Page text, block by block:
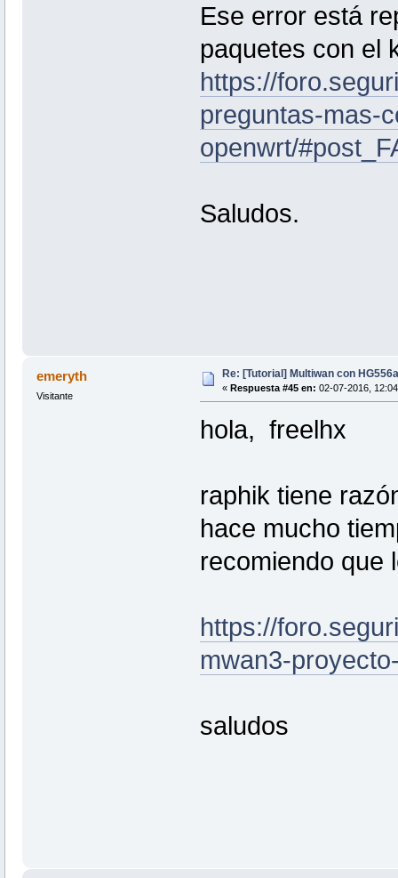
Ese error está
paquetes con el
https://
preguntas-mas-
openwrt/
Saludos.
emeryth
Visitante
Re: [Tutorial] Multiwan con
« Respuesta #45 en: 02-07-2016,
hola, freelhx
raphik tiene
hace mucho
recomiendo que
https://
mwan3-
saludos